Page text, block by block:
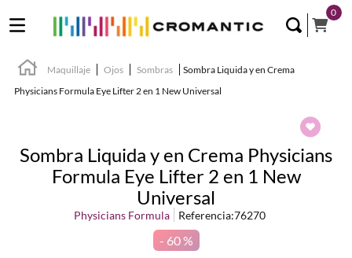
0
Maquillaje Ojos Sombras
Sombra Liquida y en Crema
Physicians Formula Eye Lifter 2 en 1 New Universal
Sombra Liquida y en Crema Physicians
Formula Eye Lifter 2 en 1 New
Universal
Physicians Formula Referencia:76270
60 %